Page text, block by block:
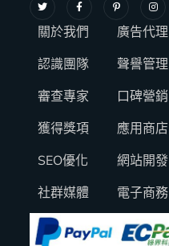
關於我們
認識團隊
審查專家
獲得獎項
SEO優化
社群媒體
廣告代理
聲譽管理
口碑營銷
應用商店
網站開發
電子商務